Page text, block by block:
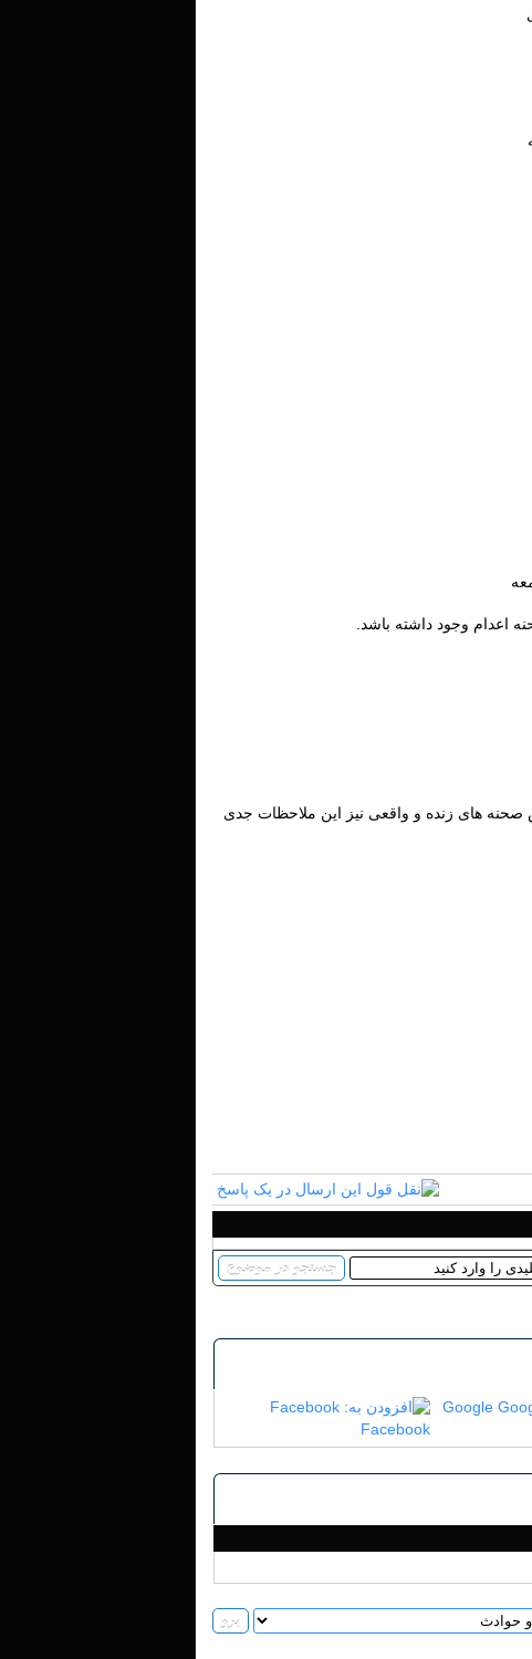
اعدام وجود داشته باشد.
های زنده و واقعی نیز این ملاحظات جدی
Google
Facebook